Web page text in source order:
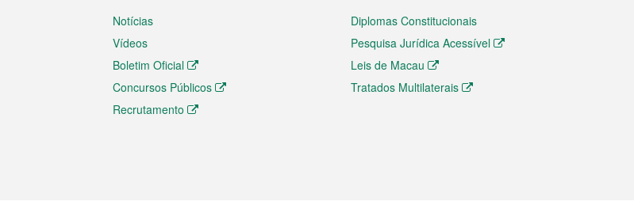
Notícias
Vídeos
Boletim Oficial
Concursos Públicos
Recrutamento
Diplomas Constitucionais
Pesquisa Jurídica Acessível
Leis de Macau
Tratados Multilaterais